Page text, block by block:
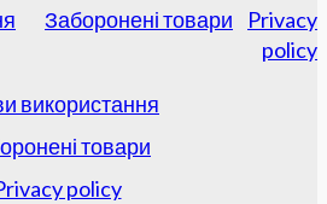
Заборонені товари
Privacy
policy
використання
товари
policy